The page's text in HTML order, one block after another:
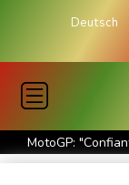
Deutsch
MotoGP:
Tour de France: